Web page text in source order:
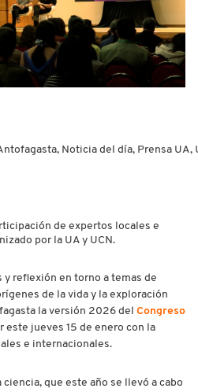
Noticia del día, Prensa
de expertos locales e
por la UA y UCN.
reflexión en torno a temas de
de la vida y la exploración
la versión 2026 del Congreso
este jueves 15 de enero con la
e internacionales.
que este año se llevó a cabo